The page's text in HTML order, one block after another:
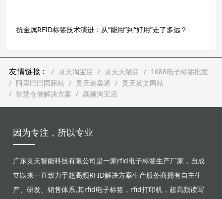
抗金属RFID标签技术演进：从“能用”到“好用”走了多远？
友情链接 : 灵天淘宝店 灵天天猫店
1688电子标签批发
阿里巴巴国际站
灵天速卖通
灵天英文网站
智慧仓储解决方案
高频淘宝店
因为专注，所以专业
广东灵天智能科技有限公司是一家rfid电子标签生产厂家，自成
立以来一直致力于超高频RFID解决方案生产服务商拥有自主生
产、研发、销售体系,其rfid电子标签，rfid打印机，超高频读写